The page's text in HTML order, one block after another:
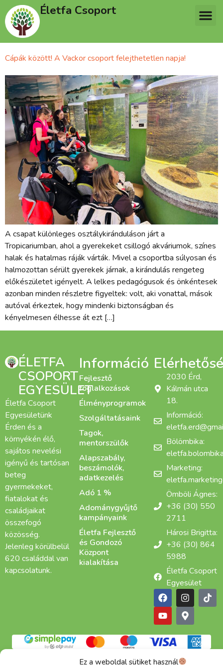
Ez a weboldal sütiket használ
Életfa Csoport
Cápák között! A Vackor csoport felejthetetlen napja!
A csapat különleges osztálykiránduláson járt a
Tropicariumban, ahol a gyerekeket csillogó akváriumok, színes
halak és hatalmas ráják várták. Mivel a csoportba súlyosan és
halmozottan sérült gyerekek járnak, a kirándulás rengeteg
előkészületet igényelt. A lelkes pedagógusok és önkéntesek
azonban minden részletre figyeltek: volt, aki vonattal, mások
autóval érkeztek, hogy mindenki biztonságban és
kényelmesen élhesse át ezt […]
ÉLETFA
CSOPORT
EGYESÜLET
Életfa Csoport
Egyesületünk
Érden és a
környékén élő,
sajátos nevelési
igényű és tartósan
beteg
gyermekeket,
fiatalokat és
családjaikat
összefogó
közösség.
Jelenleg körülbelül
620 családdal van
kapcsolatunk.
Információ
Fejlesztő
foglalkozások
Élményprogramok
Szolgáltatásaink
Tagok,
mentorszülők
Alapszabály,
beszámolók,
adatkezelés
Adó 1 %
Adománygyűjtő
kampányaink
Életfa Fejlesztő
és Gondozó
Központ
kialakítása
2030 Érd,
Kálmán utca
18.
Információ:
Bölömbika:
Marketing:
Ömböli Ágnes:
+36 (30) 550
2711
Hárosi Brigitta:
+36 (30) 864
5988
Életfa Csoport
Egyesület
ÁSZF
Alapítva: 2015 | Copyright © 2025 Életfa Csoport |